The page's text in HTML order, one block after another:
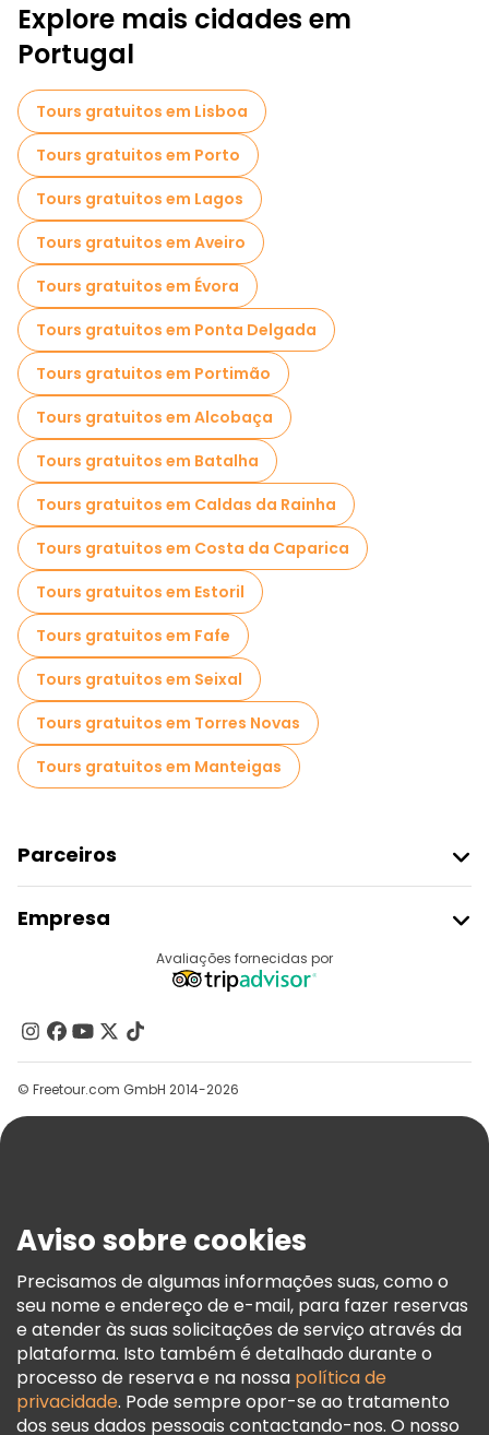
Explore mais cidades em
Portugal
Tours gratuitos em Lisboa
Tours gratuitos em Porto
Tours gratuitos em Lagos
Tours gratuitos em Aveiro
Tours gratuitos em Évora
Tours gratuitos em Ponta Delgada
Tours gratuitos em Portimão
Tours gratuitos em Alcobaça
Tours gratuitos em Batalha
Tours gratuitos em Caldas da Rainha
Tours gratuitos em Costa da Caparica
Tours gratuitos em Estoril
Tours gratuitos em Fafe
Tours gratuitos em Seixal
Tours gratuitos em Torres Novas
Tours gratuitos em Manteigas
Parceiros
Registo Do Fornecedor
Programa De Afiliados
Empresa
Contacte-Nos
Grupos
Ajuda
Termos E Informações Legais
Política De Cookies
Freetour Prémios
Programa De Fidelidade
Avaliações fornecidas por
© Freetour.com GmbH 2014-2026
Aviso sobre cookies
Precisamos de algumas informações suas, como o
seu nome e endereço de e-mail, para fazer reservas
e atender às suas solicitações de serviço através da
plataforma. Isto também é detalhado durante o
processo de reserva e na nossa política de
privacidade. Pode sempre opor-se ao tratamento
dos seus dados pessoais contactando-nos. O nosso